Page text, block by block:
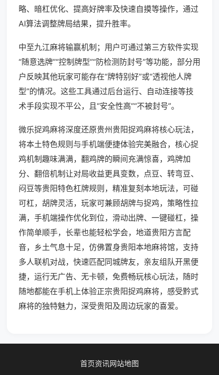
略、暗杠优化、提高好牌率及快速自摸等操作，通过
AI算法调整牌局结果，提升胜率。
中至九江麻将输赢机制；用户可通过第三方软件实现
“随意选牌”“控制牌型”“防检测防封号”等功能，部分用
户反映其他玩家可能存在“牌特别好”或“透视他人牌
型”的情况。这些工具通过后台运行、自动连接等技
术手段实现不平公，且“安全性高”“不被封号”。
微乐捉鸡麻将深度还原贵州贵阳捉鸡麻将核心玩法，
将本土特色规则与手机端便捷体验完美融合，核心捉
鸡机制趣味满满，翻鸡牌的瞬间充满惊喜，鸡牌加
分、翻倍机制让对局收益更具变数，点豆、转弯豆、
闷豆等贵阳特色杠牌规则，精准复刻本地玩法，可碰
可杠，胡牌灵活，玩家可兼顾胡牌与捉鸡，策略性拉
满，手机端操作优化到位，滑动出牌、一键碰杠，操
作简单顺手，长辈也能轻松学会，地道贵阳方言配
音，乡土气息十足，仿佛置身贵阳本地麻将馆，支持
多人联机对战，快速匹配同城牌友，亲友组队开黑便
捷，运行无广告、无卡顿，免费畅玩核心玩法，随时
随地都能在手机上体验正宗贵阳捉鸡麻将，感受黔式
麻将的独特魅力，深受贵阳及周边玩家的喜爱。
首页资讯网站地图